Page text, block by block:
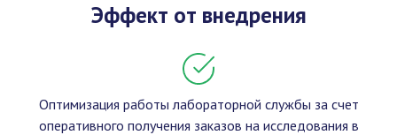
Эффект от внедрения
Оптимизация работы лабораторной службы за счет
оперативного получения заказов на исследования в